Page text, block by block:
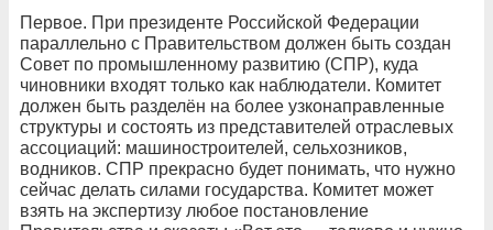
Первое. При президенте Российской Федерации
параллельно с Правительством должен быть создан
Совет по промышленному развитию (СПР), куда
чиновники входят только как наблюдатели. Комитет
должен быть разделён на более узконаправленные
структуры и состоять из представителей отраслевых
ассоциаций: машиностроителей, сельхозников,
водников. СПР прекрасно будет понимать, что нужно
сейчас делать силами государства. Комитет может
взять на экспертизу любое постановление